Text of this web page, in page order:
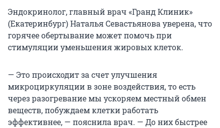
Эндокринолог, главный врач «Гранд Клиник»
(Екатеринбург) Наталья Севастьянова уверена, что
горячее обертывание может помочь при
стимуляции уменьшения жировых клеток.
— Это происходит за счет улучшения
микроциркуляции в зоне воздействия, то есть
через разогревание мы ускоряем местный обмен
веществ, побуждаем клетки работать
эффективнее, — пояснила врач. — До них быстрее